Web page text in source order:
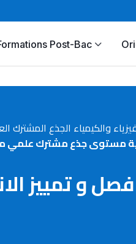
Post-Bac
والكيمياء الجذع المشترك
مستوى جذع مشترك علمي
و تمييز